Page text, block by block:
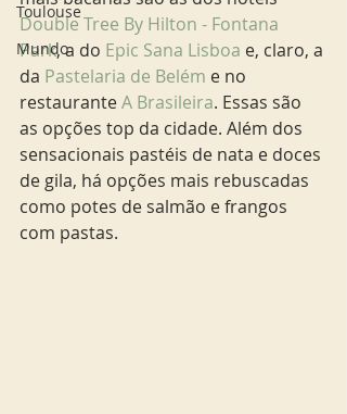
Toulouse
Mundo
Double Tree By Hilton - Fontana
Park, a do Epic Sana Lisboa e, claro, a
da Pastelaria de Belém e no
restaurante A Brasileira. Essas são
as opções top da cidade. Além dos
sensacionais pastéis de nata e doces
de gila, há opções mais rebuscadas
como potes de salmão e frangos
com pastas.